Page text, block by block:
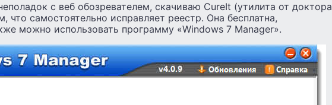
с веб обозревателем, скачиваю CureIt (утилита от доктора
что самостоятельно исправляет реестр. Она бесплатна,
можно использовать программу «Windows 7 Manager».